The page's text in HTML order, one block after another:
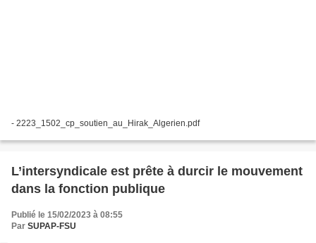
- 2223_1502_cp_soutien_au_Hirak_Algerien.pdf
L’intersyndicale est prête à durcir le mouvement
dans la fonction publique
Publié le 15/02/2023 à 08:55
Par SUPAP-FSU